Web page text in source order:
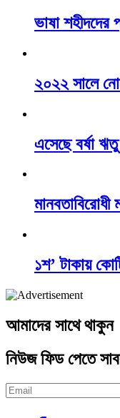
ভাষা শহীদদের
২০২২ সালে
এসেছে বর্ষা
১শ’ টাকায়
আমাদের সাথে থাকুন
নিউজ ফিড পেতে